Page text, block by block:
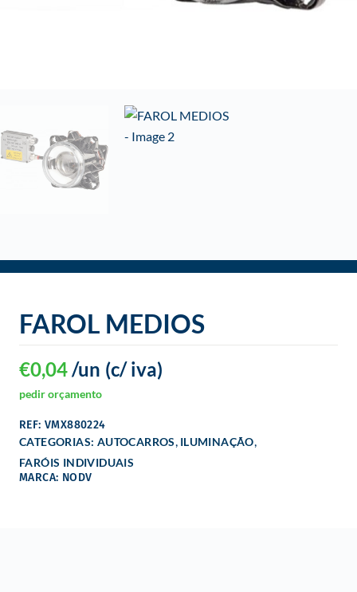
FAROL MEDIOS
€0,04 (c/ iva)
/un
pedir orçamento
REF: VMX880224
CATEGORIAS: AUTOCARROS, ILUMINAÇÃO,
FARÓIS INDIVIDUAIS
MARCA: NODV